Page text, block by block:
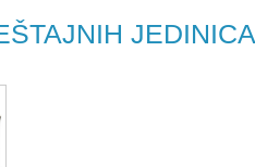
JEDINICA